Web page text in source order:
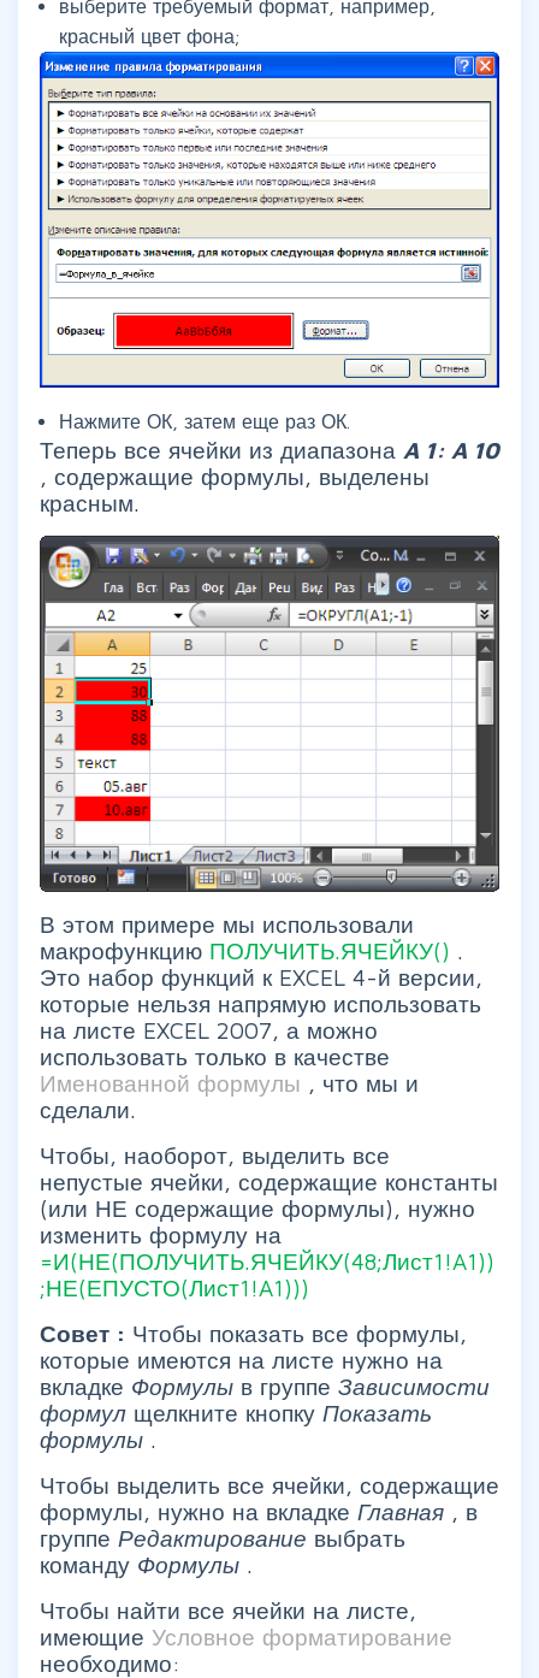
выберите требуемый формат, например,
красный цвет фона;
Нажмите ОК, затем еще раз ОК.
Теперь все ячейки из диапазона A 1: A 10
, содержащие формулы, выделены
красным.
В этом примере мы использовали
макрофункцию ПОЛУЧИТЬ.ЯЧЕЙКУ()
Это набор функций к EXCEL 4-й версии,
которые нельзя напрямую использовать
на листе EXCEL 2007, а можно
использовать только в качестве
Именованной формулы
, что мы и
сделали.
Чтобы, наоборот, выделить все
непустые ячейки, содержащие константы
(или НЕ содержащие формулы), нужно
изменить формулу на
=И(НЕ(ПОЛУЧИТЬ.ЯЧЕЙКУ(48;Лист1!A1))
;НЕ(ЕПУСТО(Лист1!A1)))
Совет : Чтобы показать все формулы,
которые имеются на листе нужно на
вкладке Формулы в группе Зависимости
формул щелкните кнопку Показать
формулы
Чтобы выделить все ячейки, содержащие
формулы, нужно на вкладке Главная
, в
группе Редактирование выбрать
команду Формулы
Чтобы найти все ячейки на листе,
имеющие Условное форматирование
необходимо: